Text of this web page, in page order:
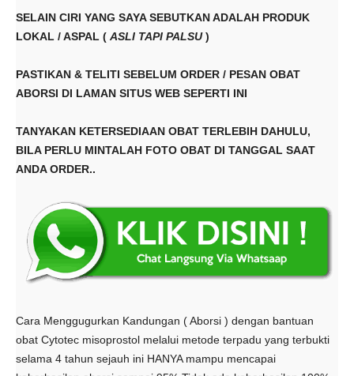
SELAIN CIRI YANG SAYA SEBUTKAN ADALAH PRODUK
LOKAL / ASPAL ( ASLI TAPI PALSU)
PASTIKAN & TELITI SEBELUM ORDER / PESAN OBAT
ABORSI DI LAMAN SITUS WEB SEPERTI INI
TANYAKAN KETERSEDIAAN OBAT TERLEBIH DAHULU,
BILA PERLU MINTALAH FOTO OBAT DI TANGGAL SAAT
ANDA ORDER..
Cara Menggugurkan Kandungan ( Aborsi ) dengan bantuan
obat Cytotec misoprostol melalui metode terpadu yang terbukti
selama 4 tahun sejauh ini HANYA mampu mencapai